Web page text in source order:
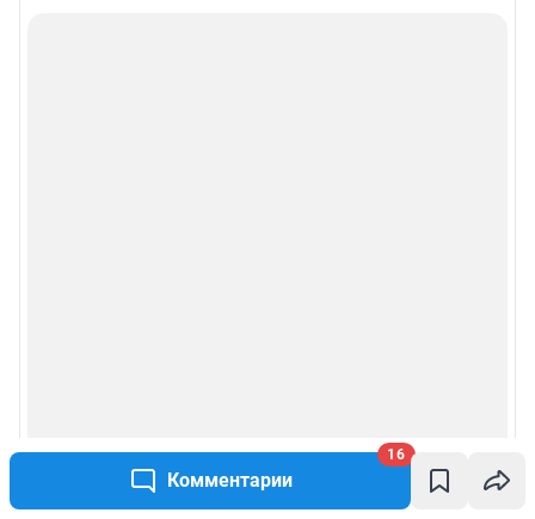
Комментарии
16